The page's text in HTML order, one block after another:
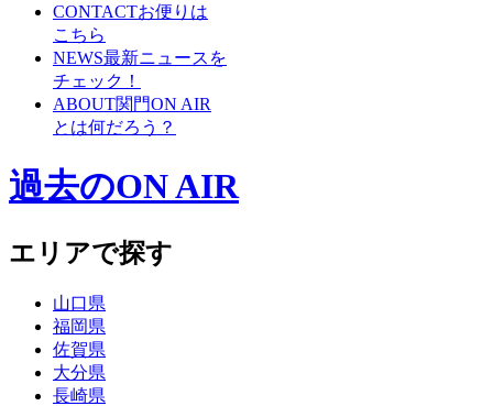
CONTACTお便りは
こちら
NEWS最新ニュースを
チェック！
ABOUT関門ON AIR
とは何だろう？
過去のON AIR
エリアで探す
山口県
福岡県
佐賀県
大分県
長崎県